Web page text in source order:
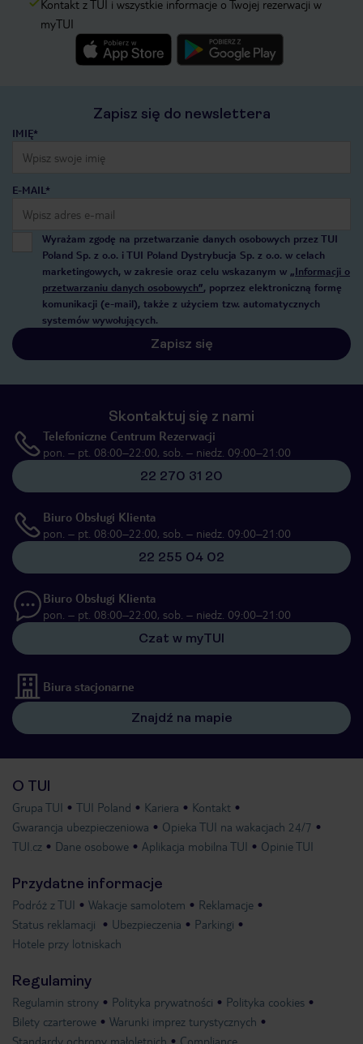
Kontakt z TUI i wszystkie informacje o Twojej rezerwacji w
myTUI
Zapisz się do newslettera
IMIĘ*
E-MAIL*
Wyrażam zgodę na przetwarzanie danych osobowych przez TUI
Poland Sp. z o.o. i TUI Poland Dystrybucja Sp. z o.o. w celach
marketingowych, w zakresie oraz celu wskazanym w „Informacji o
przetwarzaniu danych osobowych”, poprzez elektroniczną formę
komunikacji (e-mail), także z użyciem tzw. automatycznych
systemów wywołujących.
Zapisz się
Skontaktuj się z nami
Telefoniczne Centrum Rezerwacji
pon. – pt. 08:00–22:00, sob. – niedz. 09:00–21:00
22 270 31 20
Biuro Obsługi Klienta
pon. – pt. 08:00–22:00, sob. – niedz. 09:00–21:00
22 255 04 02
Biuro Obsługi Klienta
pon. – pt. 08:00–22:00, sob. – niedz. 09:00–21:00
Czat w myTUI
Biura stacjonarne
Znajdź na mapie
O TUI
Grupa TUI TUI Poland Kariera
Kontakt
Gwarancja ubezpieczeniowa
Opieka TUI na wakacjach 24/7
TUI.cz
Dane osobowe Aplikacja mobilna TUI Opinie TUI
Przydatne informacje
Podróż z TUI Wakacje samolotem
Reklamacje
Status reklamacji
Ubezpieczenia
Parkingi
Hotele przy lotniskach
Regulaminy
Regulamin strony Polityka prywatności
Polityka cookies
Bilety czarterowe
Warunki imprez turystycznych
Standardy ochrony małoletnich
Compliance